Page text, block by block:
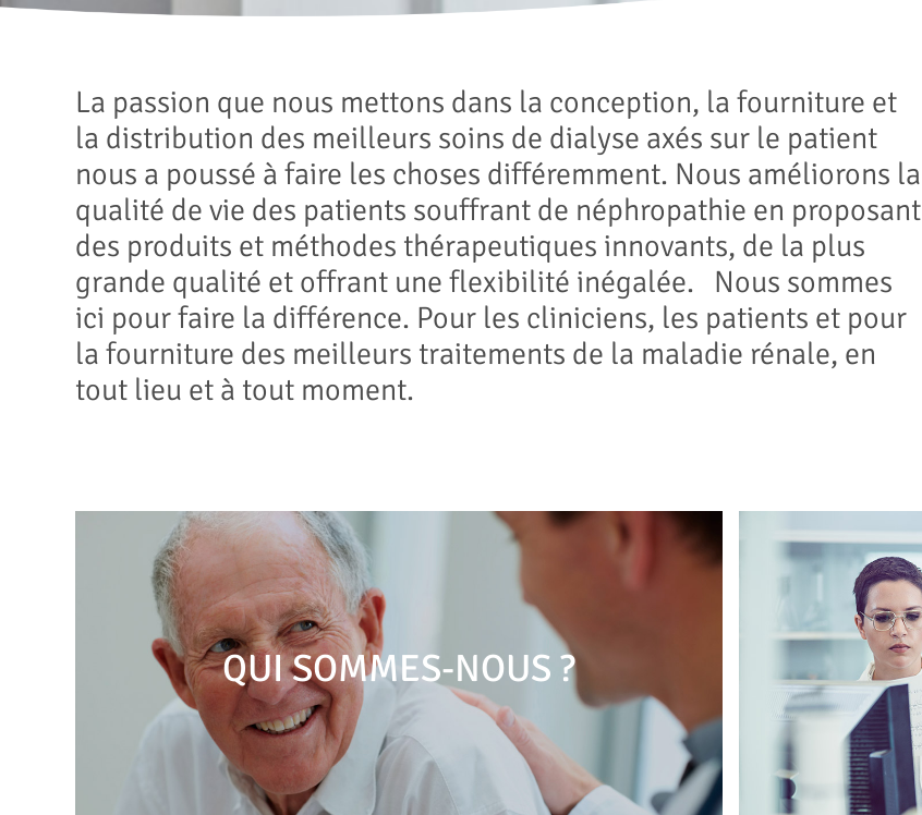
La passion que nous mettons dans la conception, la fourniture et
la distribution des meilleurs soins de dialyse axés sur le patient
nous a poussé à faire les choses différemment. Nous améliorons la
qualité de vie des patients souffrant de néphropathie en proposant
des produits et méthodes thérapeutiques innovants, de la plus
grande qualité et offrant une flexibilité inégalée. Nous sommes
ici pour faire la différence. Pour les cliniciens, les patients et pour
la fourniture des meilleurs traitements de la maladie rénale, en
tout lieu et à tout moment.
QUI SOMMES-NOUS ?